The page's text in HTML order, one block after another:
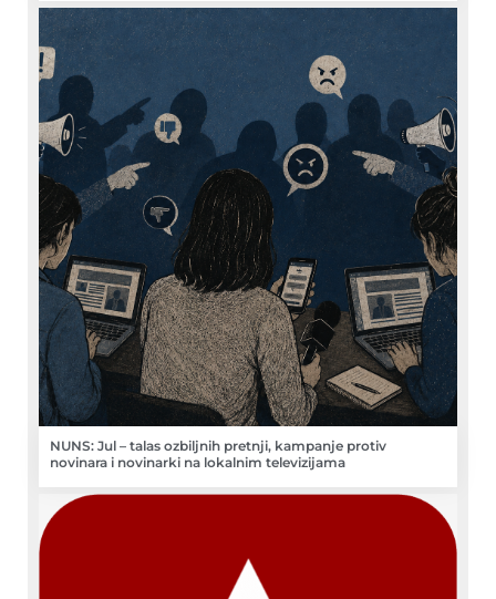
NUNS: Jul – talas ozbiljnih pretnji, kampanje protiv
novinara i novinarki na lokalnim televizijama